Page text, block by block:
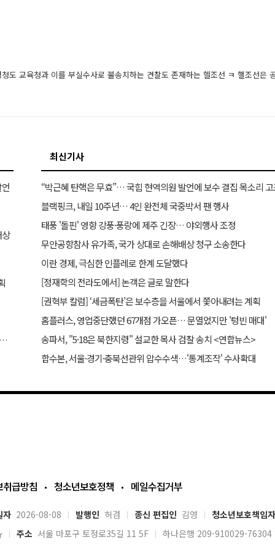
도 교육청과 이를 부실수사로 불송치하는 견찰도 존재하는 헬조선 ㅋ 핼조선은
국 시장 주의할 것… 외신도 이재명 비판”
최신기사
“박근혜 탄핵은 무효”… 국힘 현역의원 발언에 보수 결집 목소리
블랙핑크, 내일 10주년… 4인 완전체 국중박서 팬 행사
태풍 '돌핀' 영향 강풍·풍랑에 제주 긴장… 야외행사 조정
무안공항참사 유가족, 국가 상대로 손해배상 청구 소송한다
이란 경제, 극심한 인플레로 한계 도달했다
[정재학의 전라도에서] 논객은 글로 말한다
[권혁부 칼럼] ‘세금폭탄’은 보수층을 서울에서 쫓아내려는 계획
홈플러스, 영업중단했던 67개점 가오픈… 문열었지만 '텅빈 매대'
송파서, "5·18은 북한지령" 설교한 목사 검찰 송치 <연합뉴스>
합수본, 서울·경기·충북선관위 압수수색…'통계조작' 수사확대
급방침 청소년보호정책 메일수집거부
자 2026-08-08 발행인 허겸 종신 편집인 김영 청소년보호책임자
주소 서울 마포구 토정로35길 11 5F 하나은행 209-910029-76304